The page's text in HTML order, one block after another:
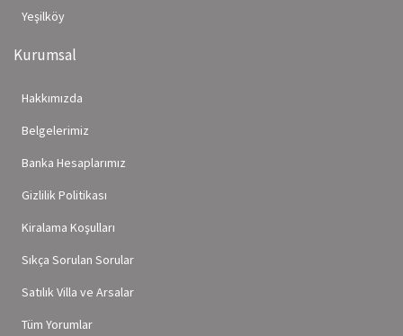
Yeşilköy
Kurumsal
Hakkımızda
Belgelerimiz
Banka Hesaplarımız
Gizlilik Politikası
Kiralama Koşulları
Sıkça Sorulan Sorular
Satılık Villa ve Arsalar
Tüm Yorumlar